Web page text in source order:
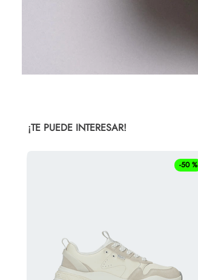
¡TE PUEDE INTERESAR!
-50 %